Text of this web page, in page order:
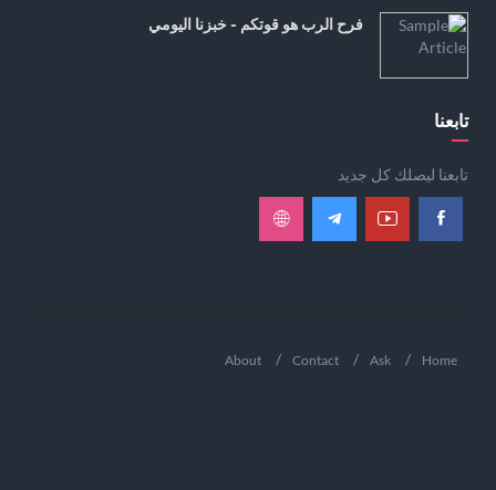
فرح الرب هو قوتكم - خبزنا اليومي
تابعنا
تابعنا ليصلك كل جديد
Home
Ask
Contact
About